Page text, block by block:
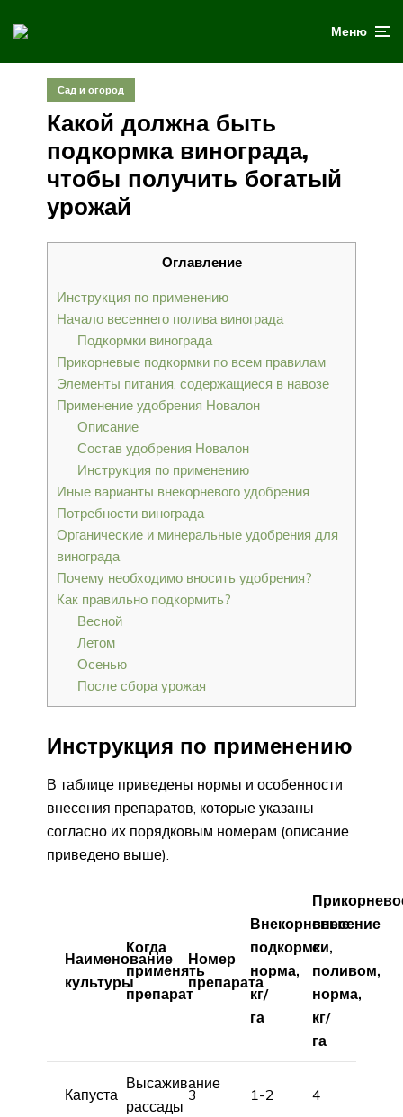
Меню
Сад и огород
Какой должна быть
подкормка винограда,
чтобы получить богатый
урожай
Оглавление
Инструкция по применению
Начало весеннего полива винограда
Подкормки винограда
Прикорневые подкормки по всем правилам
Элементы питания, содержащиеся в навозе
Применение удобрения Новалон
Описание
Состав удобрения Новалон
Инструкция по применению
Иные варианты внекорневого удобрения
Потребности винограда
Органические и минеральные удобрения для
винограда
Почему необходимо вносить удобрения?
Как правильно подкормить?
Весной
Летом
Осенью
После сбора урожая
Инструкция по применению
В таблице приведены нормы и особенности
внесения препаратов, которые указаны
согласно их порядковым номерам (описание
приведено выше).
Наименование
культуры
Когда
применять
препарат
Номер
препарата
Внекорневые
подкормки,
норма,
кг/
га
внесение
с
поливом,
норма,
кг/
га
Капуста
Высаживание
рассады
3 1-2 4